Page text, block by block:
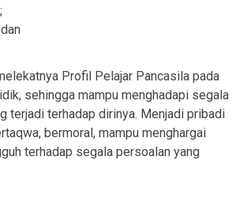
Profil Pelajar Pancasila pada
sehingga mampu menghadapi segala
terjadi terhadap dirinya. Menjadi pribadi
bermoral, mampu menghargai
terhadap segala persoalan yang